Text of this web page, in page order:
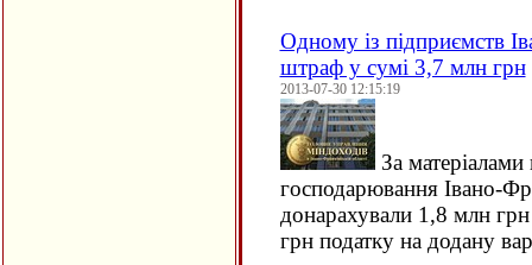
Одному із підприємств
штраф у сумі 3,7 млн грн
2013-07-30 12:15:19
За матеріалами
господарювання Івано-
донарахували 1,8 млн
грн податку на додану